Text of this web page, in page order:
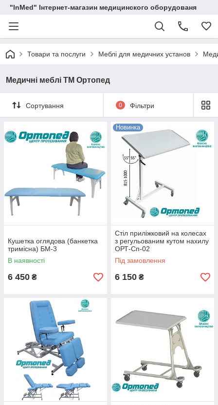
"InMed" Інтернет-магазин медицинского оборудованя
Товари та послуги Меблі для медичних установ
Медичні меблі ТМ Ортопед
Сортування 0 Фільтри
Кушетка оглядова (банкетка
тримісна) БМ-3
В наявності
6 450 ₴
Новинка
Стіл приліжковий на колесах
з регульованим кутом нахилу
ОРТ-Сп-02
Під замовлення
6 150 ₴